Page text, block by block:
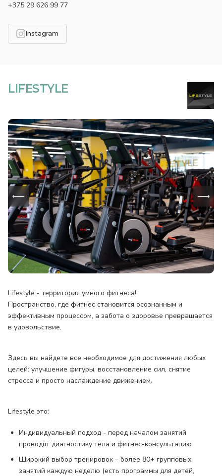
+375 29 626 99 77
Instagram
LIFESTYLE
Lifestyle - территория умного фитнеса!
Пространство, где фитнес становится осознанным и
эффективным процессом, а забота о здоровье превращается
в удовольствие.
Здесь вы найдете все необходимое для достижения любых
целей: улучшение фигуры, восстановление сил, снятие
стресса и просто наслаждение движением.
Lifestyle это:
Индивидуальный подход - перед началом занятий
проводят диагностику тела и фитнес-консультацию
Широкий выбор тренировок – более 80+ групповых
занятий каждую неделю (есть программы для детей,